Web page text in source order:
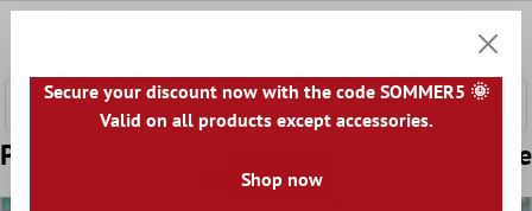
Padrão de Azulejo Mosaico Vidro Roxy Verde
Secure your discount now with the code SOMMER5 🌞
Valid on all products except accessories.
Shop now